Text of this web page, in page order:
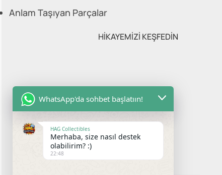
Anlam Taşıyan Parçalar
HİKAYEMİZİ KEŞFEDİN
WhatsApp'da sohbet başlatıın!
HAG Collectibles
Merhaba, size nasıl destek
olabilirim? :)
22:48